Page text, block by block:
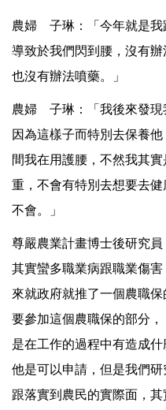
農婦 子琳：「今年就是我
導致於我們閃到腰，沒有
也沒有辦法噴藥。」
農婦 子琳：「我後來發現
因為這樣子而特別去保養
間我在用護腰，不然我其
重，不會有特別去想要去
不會。」
尊嚴農業計畫博士後研究
其實蠻多職業病跟職業傷
來就政府就推了一個農職
要參加這個農職保的部分
是在工作的過程中有造成
他是可以申請，但是我們
跟落實到農民的實際面，